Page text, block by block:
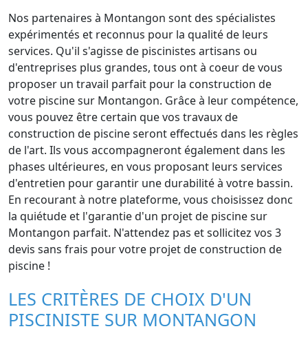
Nos partenaires à Montangon sont des spécialistes
expérimentés et reconnus pour la qualité de leurs
services. Qu'il s'agisse de piscinistes artisans ou
d'entreprises plus grandes, tous ont à coeur de vous
proposer un travail parfait pour la construction de
votre piscine sur Montangon. Grâce à leur compétence,
vous pouvez être certain que vos travaux de
construction de piscine seront effectués dans les règles
de l'art. Ils vous accompagneront également dans les
phases ultérieures, en vous proposant leurs services
d'entretien pour garantir une durabilité à votre bassin.
En recourant à notre plateforme, vous choisissez donc
la quiétude et l'garantie d'un projet de piscine sur
Montangon parfait. N'attendez pas et sollicitez vos 3
devis sans frais pour votre projet de construction de
piscine !
LES CRITÈRES DE CHOIX D'UN
PISCINISTE SUR MONTANGON